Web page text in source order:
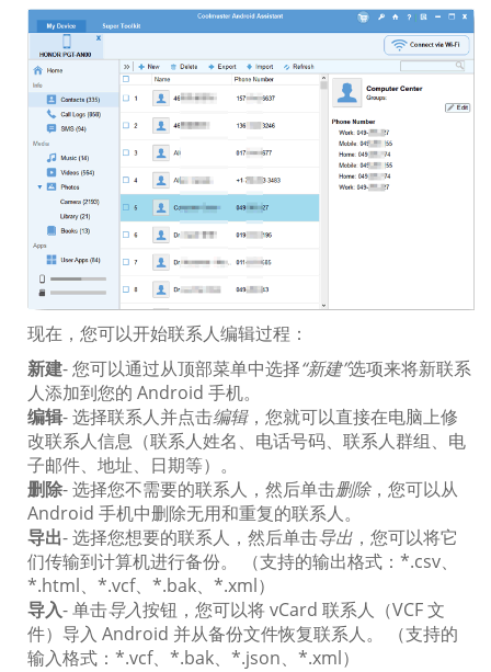
现在，您可以开始联系人编辑过程：
新建- 您可以通过从顶部菜单中选择“新建”选项来将新联系
人添加到您的 Android 手机。
编辑- 选择联系人并点击编辑，您就可以直接在电脑上修
改联系人信息（联系人姓名、电话号码、联系人群组、电
子邮件、地址、日期等）。
删除- 选择您不需要的联系人，然后单击删除，您可以从
Android 手机中删除无用和重复的联系人。
导出- 选择您想要的联系人，然后单击导出 ，您可以将它
们传输到计算机进行备份。 （支持的输出格式：*.csv、
*.html、*.vcf、*.bak、*.xml）
导入- 单击导入按钮，您可以将 vCard 联系人（VCF 文
件）导入 Android 并从备份文件恢复联系人。 （支持的
输入格式：*.vcf、*.bak、*.json、*.xml）